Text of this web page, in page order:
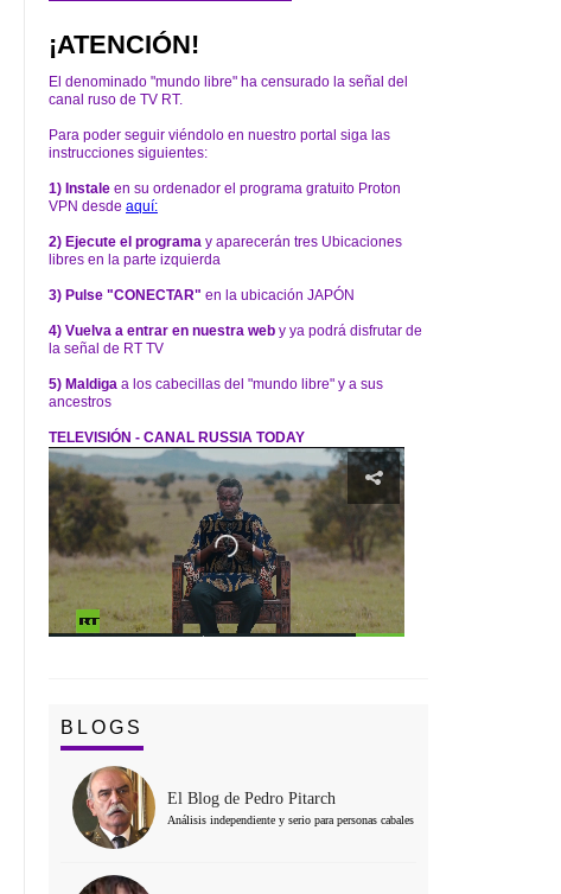
¡ATENCIÓN!
El denominado "mundo libre" ha censurado la señal del
canal ruso de TV RT.
Para poder seguir viéndolo en nuestro portal siga las
instrucciones siguientes:
1) Instale en su ordenador el programa gratuito Proton
VPN desde aquí:
2) Ejecute el programa y aparecerán tres Ubicaciones
libres en la parte izquierda
3) Pulse "CONECTAR" en la ubicación JAPÓN
4) Vuelva a entrar en nuestra web y ya podrá disfrutar de
la señal de RT TV
5) Maldiga a los cabecillas del "mundo libre" y a sus
ancestros
TELEVISIÓN - CANAL RUSSIA TODAY
BLOGS
El Blog de Pedro Pitarch
Análisis independiente y serio para personas cabales